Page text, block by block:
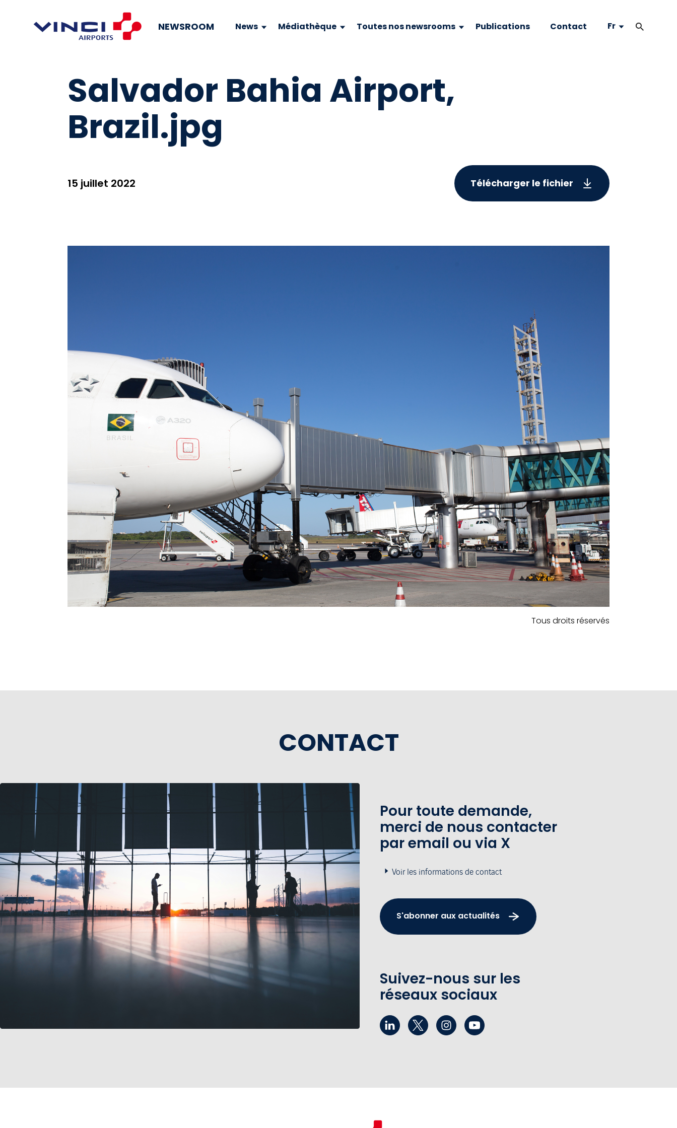
NEWSROOM News Médiathèque Toutes nos newsrooms Publications Contact Fr
Salvador Bahia Airport,
Brazil.jpg
15 juillet 2022 Télécharger le fichier
Tous droits réservés
CONTACT
Pour toute demande,
merci de nous contacter
par email ou via X
Voir les informations de contact
S'abonner aux actualités
Suivez-nous sur les
réseaux sociaux